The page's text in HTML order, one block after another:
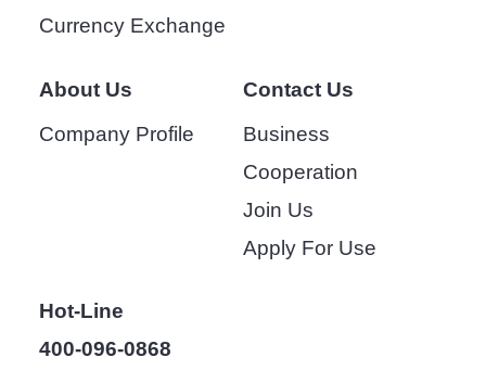
Currency Exchange
About Us
Company Profile
Contact Us
Business
Cooperation
Join Us
Apply For Use
Hot-Line
400-096-0868